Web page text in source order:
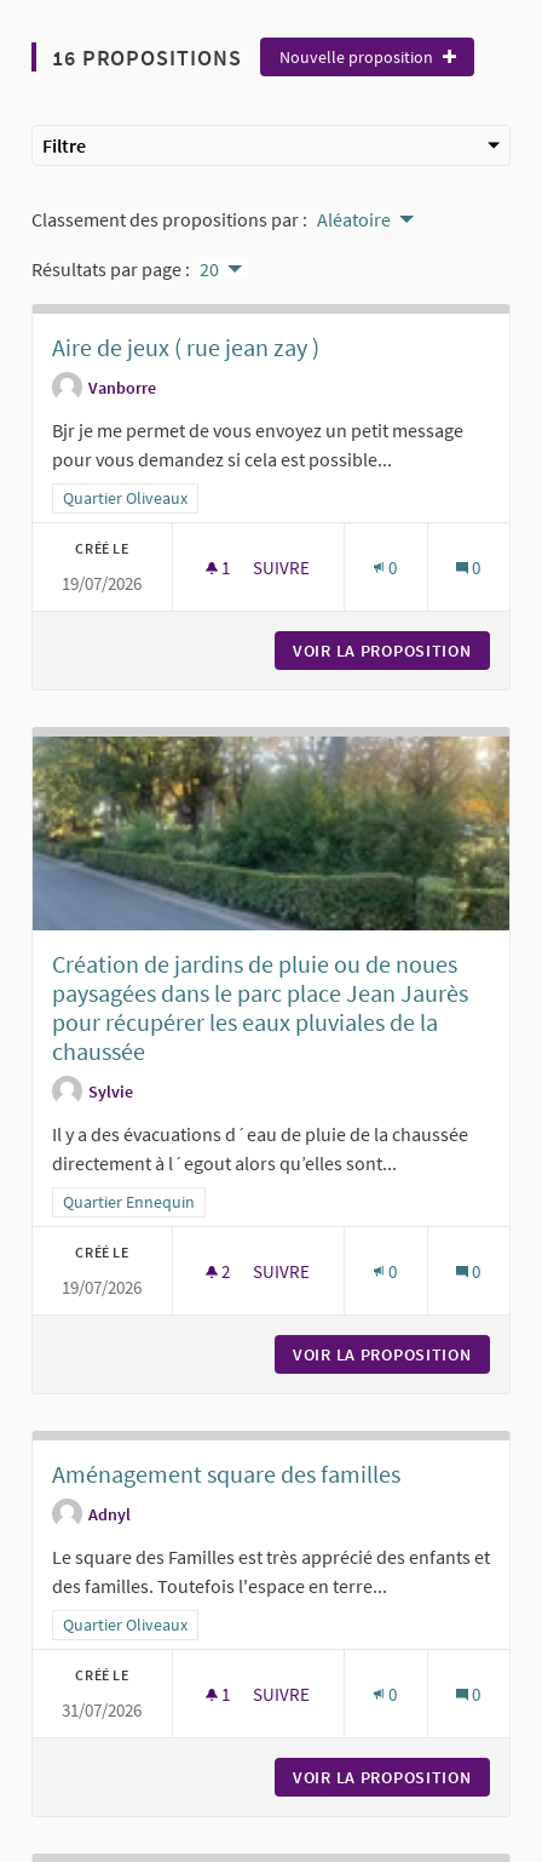
16 PROPOSITIONS Nouvelle proposition
Filtre
Classement des propositions par : Aléatoire
Résultats par page : 20
Aire de jeux ( rue jean zay )
Vanborre
Bjr je me permet de vous envoyez un petit message
pour vous demandez si cela est possible...
Filtrer les résultats pour le secteur : Quartier Oliveaux
Quartier Oliveaux
CRÉÉ LE
19/07/2026
1 1 ABONNÉ
SUIVRE 0 0
VOIR LA PROPOSITION
Création de jardins de pluie ou de noues
paysagées dans le parc place Jean Jaurès
pour récupérer les eaux pluviales de la
chaussée
Sylvie
Il y a des évacuations d´eau de pluie de la chaussée
directement à l´egout alors qu’elles sont...
Filtrer les résultats pour le secteur : Quartier Ennequin
Quartier Ennequin
CRÉÉ LE
19/07/2026
2 2 ABONNÉS
SUIVRE 0 0
VOIR LA PROPOSITION
Aménagement square des familles
Adnyl
Le square des Familles est très apprécié des enfants et
des familles. Toutefois l'espace en terre...
Filtrer les résultats pour le secteur : Quartier Oliveaux
Quartier Oliveaux
CRÉÉ LE
31/07/2026
1 1 ABONNÉ
SUIVRE 0 0
VOIR LA PROPOSITION